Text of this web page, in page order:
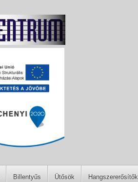
Billentyűs Ütősök Hangszererősítők